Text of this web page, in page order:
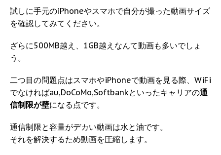
試しに手元のiPhoneやスマホで自分が撮った動画サイズ
を確認してみてください。
ざらに500MB越え、1GB越えなんて動画も多いでしょ
う。
二つ目の問題点はスマホやiPhoneで動画を見る際、WiFi
でなければau,DoCoMo,Softbankといったキャリアの通
信制限が壁になる点です。
通信制限と容量がデカい動画は水と油です。
それを解決するため動画を圧縮します。